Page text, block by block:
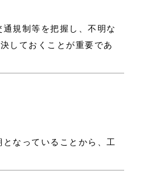
規制等を把握し、不明な
しておくことが重要であ
なっていることから、工